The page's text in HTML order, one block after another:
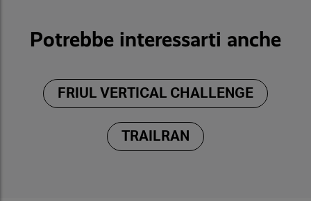
Potrebbe interessarti anche
FRIUL VERTICAL CHALLENGE
TRAILRAN